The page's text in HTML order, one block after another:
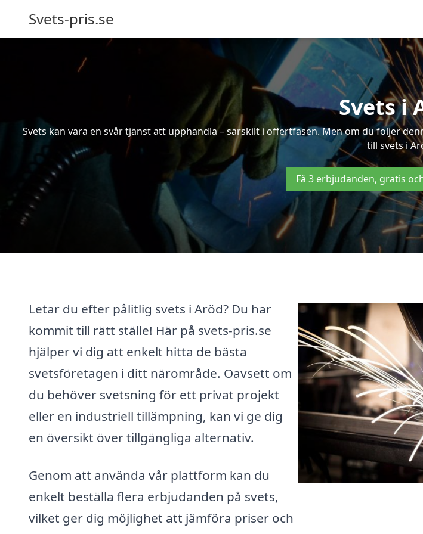
Svets-pris.se
Svets i
Svets kan vara en svår tjänst att upphandla – särskilt i offertfasen. Men om du följer
till svets i
Få 3 erbjudanden, gratis
Letar du efter pålitlig svets i Aröd? Du har
kommit till rätt ställe! Här på svets-pris.se
hjälper vi dig att enkelt hitta de bästa
svetsföretagen i ditt närområde. Oavsett om
du behöver svetsning för ett privat projekt
eller en industriell tillämpning, kan vi ge dig
en översikt över tillgängliga alternativ.
Genom att använda vår plattform kan du
enkelt beställa flera erbjudanden på svets,
vilket ger dig möjlighet att jämföra priser och